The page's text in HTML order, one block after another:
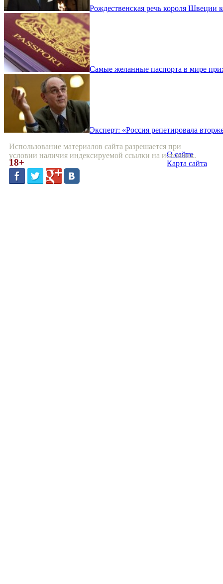
Рождественская речь короля Швеции
Самые желанные паспорта в мире
Эксперт: «Россия репетировала
Использование материалов сайта разрешается при
условии наличия индексируемой ссылки на источник.
18+
О сайте
Карта сайта